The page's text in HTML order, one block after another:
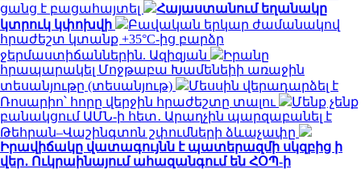
ցանց է բացահայտել
Հայաստանում եղանակը
կտրուկ կփոխվի
Բավական երկար ժամանակով
հրաժեշտ կտանք +35°C-ից բարձր
ջերմաստիճաններին. Ազիզյան
Իրանը
հրապարակել Մոջթաբա Խամենեիի առաջին
տեսանյութը (տեսանյութ)
Մեսսին վերադարձել է
Ռոսարիո՝ հորը վերջին հրաժեշտը տալու
Մենք չենք
բանակցում ԱՄՆ-ի հետ․ Արաղչին պարզաբանել է
Թեհրան–Վաշինգտոն շփումների ձևաչափը
Իրավիճակը վատագույնն է պատերազմի սկզբից ի
վեր․ Ուկրաինայում ահազանգում են ՀՕՊ-ի